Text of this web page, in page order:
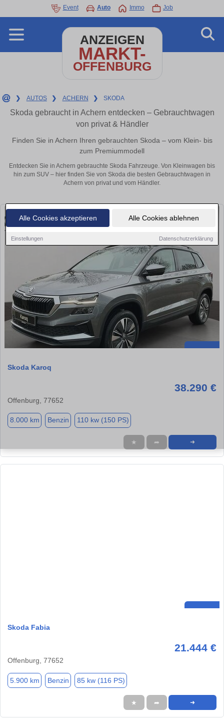
Alle Cookies akzeptieren Alle Cookies ablehnen
Einstellungen Datenschutzerklärung
Event Auto Immo Job
ANZEIGEN
MARKT-
OFFENBURG
❯ AUTOS ❯ ACHERN ❯ SKODA
Skoda gebraucht in Achern entdecken – Gebrauchtwagen
von privat & Händler
Finden Sie in Achern Ihren gebrauchten Skoda – vom Klein- bis
zum Premiummodell
Entdecken Sie in Achern gebrauchte Skoda Fahrzeuge. Von Kleinwagen bis
hin zum SUV – hier finden Sie von Skoda die besten Gebrauchtwagen in
Achern von privat und vom Händler.
Skoda Karoq
38.290 €
Offenburg, 77652
8.000 km Benzin 110 kw (150 PS)
★ ➦ ➜
Skoda Fabia
21.444 €
Offenburg, 77652
5.900 km Benzin 85 kw (116 PS)
★ ➦ ➜